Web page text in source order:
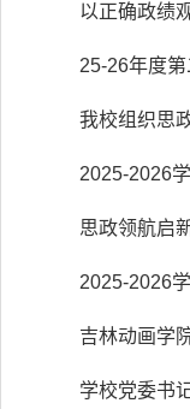
融合发展专
以正确政绩
25-26年度
我校组织思
题研学
2025-2026
思政领航启
讲授专题思
2025-2026
吉林动画学
学校党委书